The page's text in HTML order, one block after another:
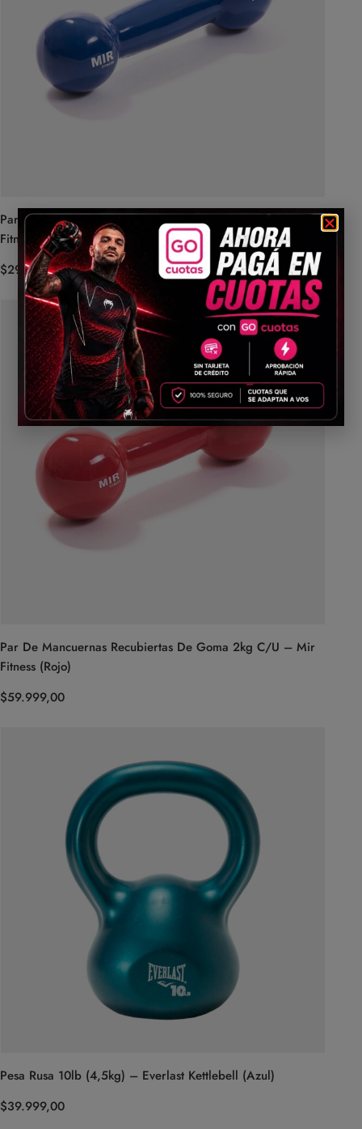
Par De Mancuernas Recubiertas De Goma 1kg C/U – Mir
Fitness (Azul)
$29.999,00
Par De Mancuernas Recubiertas De Goma 2kg C/U – Mir
Fitness (Rojo)
$59.999,00
Pesa Rusa 10lb (4,5kg) – Everlast Kettlebell (Azul)
$39.999,00